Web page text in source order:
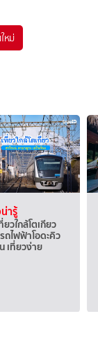
หม่
ารู้
วใกล้โตเกียว
ถไฟฟ้าโอดะคิว
เที่ยวง่าย